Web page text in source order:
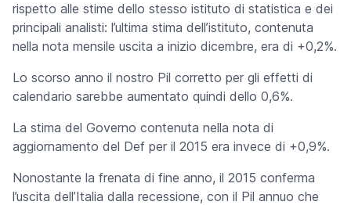
rispetto alle stime dello stesso istituto di statistica e dei
principali analisti: l’ultima stima dell’istituto, contenuta
nella nota mensile uscita a inizio dicembre, era di +0,2%.
Lo scorso anno il nostro Pil corretto per gli effetti di
calendario sarebbe aumentato quindi dello 0,6%.
La stima del Governo contenuta nella nota di
aggiornamento del Def per il 2015 era invece di +0,9%.
Nonostante la frenata di fine anno, il 2015 conferma
l’uscita dell’Italia dalla recessione, con il Pil annuo che